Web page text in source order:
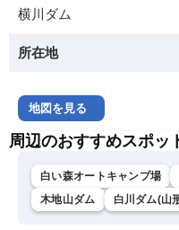
横川ダム
所在地
地図を見る
周辺のおすすめスポッ
白い森オートキャンプ場
木地山ダム
白川ダム(山